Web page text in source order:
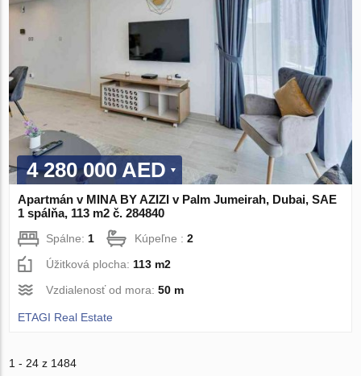
4 280 000 AED
Apartmán v MINA BY AZIZI v Palm Jumeirah, Dubai, SAE
1 spálňa, 113 m2 č. 284840
Spálne:1 Kúpeľne :2
Úžitková plocha:113 m2
Vzdialenosť od mora:50 m
ETAGI Real Estate
1 - 24 z 1484